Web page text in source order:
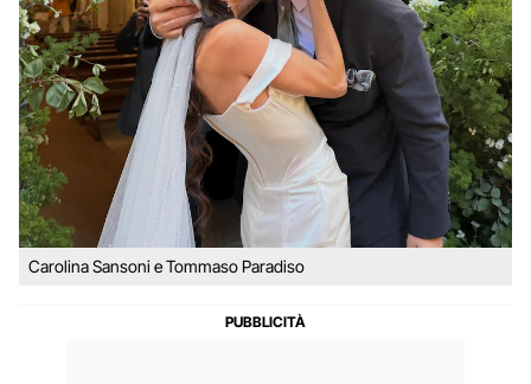
Carolina Sansoni e Tommaso Paradiso